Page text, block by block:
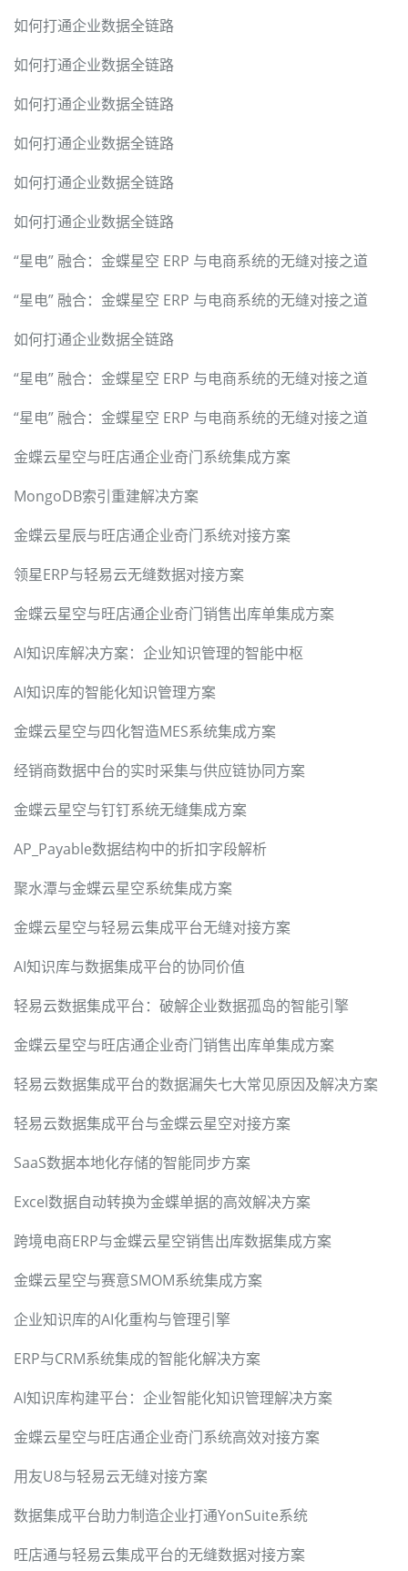
如何打通企业数据全链路
如何打通企业数据全链路
如何打通企业数据全链路
如何打通企业数据全链路
如何打通企业数据全链路
如何打通企业数据全链路
“星电” 融合：金蝶星空 ERP 与电商系统的无缝对接之道
“星电” 融合：金蝶星空 ERP 与电商系统的无缝对接之道
如何打通企业数据全链路
“星电” 融合：金蝶星空 ERP 与电商系统的无缝对接之道
“星电” 融合：金蝶星空 ERP 与电商系统的无缝对接之道
金蝶云星空与旺店通企业奇门系统集成方案
MongoDB索引重建解决方案
金蝶云星辰与旺店通企业奇门系统对接方案
领星ERP与轻易云无缝数据对接方案
金蝶云星空与旺店通企业奇门销售出库单集成方案
AI知识库解决方案：企业知识管理的智能中枢
AI知识库的智能化知识管理方案
金蝶云星空与四化智造MES系统集成方案
经销商数据中台的实时采集与供应链协同方案
金蝶云星空与钉钉系统无缝集成方案
AP_Payable数据结构中的折扣字段解析
聚水潭与金蝶云星空系统集成方案
金蝶云星空与轻易云集成平台无缝对接方案
AI知识库与数据集成平台的协同价值
轻易云数据集成平台：破解企业数据孤岛的智能引擎
金蝶云星空与旺店通企业奇门销售出库单集成方案
轻易云数据集成平台的数据漏失七大常见原因及解决方案
轻易云数据集成平台与金蝶云星空对接方案
SaaS数据本地化存储的智能同步方案
Excel数据自动转换为金蝶单据的高效解决方案
跨境电商ERP与金蝶云星空销售出库数据集成方案
金蝶云星空与赛意SMOM系统集成方案
企业知识库的AI化重构与管理引擎
ERP与CRM系统集成的智能化解决方案
AI知识库构建平台：企业智能化知识管理解决方案
金蝶云星空与旺店通企业奇门系统高效对接方案
用友U8与轻易云无缝对接方案
数据集成平台助力制造企业打通YonSuite系统
旺店通与轻易云集成平台的无缝数据对接方案